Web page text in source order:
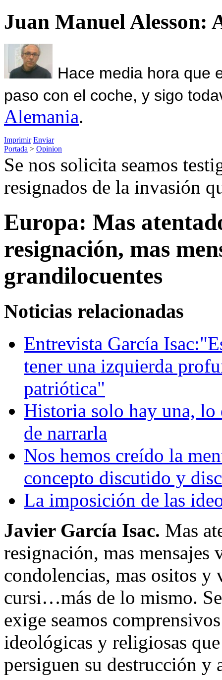
Juan Manuel Alesson:
Hace media hora que
paso con el coche, y sigo
Alemania.
Imprimir Enviar
Portada > Opinion
Se nos solicita seamos
resignados de la invasión
Europa: Mas
resignación, mas
grandilocuentes
Noticias relacionadas
Entrevista García
tener una izquierda
patriótica"
Historia solo hay una, lo
de narrarla
Nos hemos creído la
concepto discutido y
La imposición de las
Javier García Isac. Mas
resignación, mas mensajes
condolencias, mas ositos y
cursi…más de lo mismo.
exige seamos
ideológicas y religiosas
persiguen su destrucción